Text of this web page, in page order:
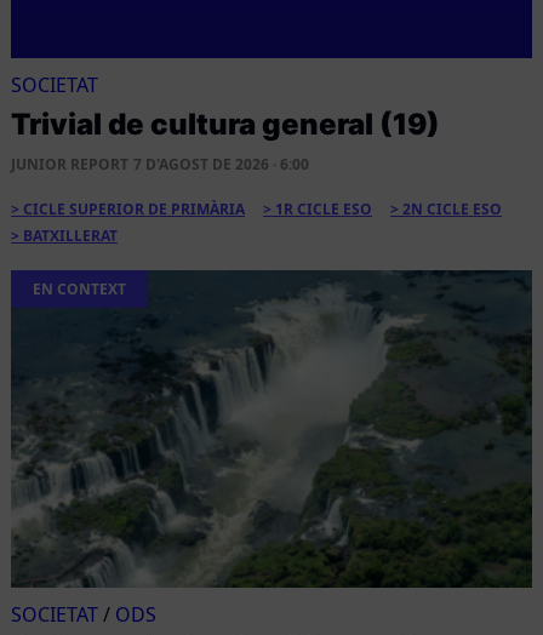
SOCIETAT
Trivial de cultura general (19)
JUNIOR REPORT 7 D'AGOST DE 2026 · 6:00
CICLE SUPERIOR DE PRIMÀRIA 1R CICLE ESO
2N CICLE ESO
BATXILLERAT
EN CONTEXT
SOCIETAT/ ODS